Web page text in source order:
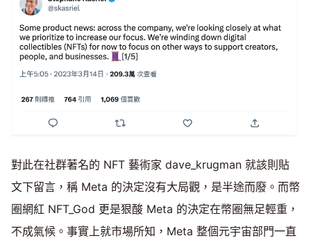
對此在社群著名的 NFT 藝術家 dave_krugman 就該則貼
文下留言，稱 Meta 的決定沒有大局觀，是半途而廢。而幣
圈網紅 NFT_God 更是狠酸 Meta 的決定在幣圈無足輕重，
不成氣候。事實上就市場所知，Meta 整個元宇宙部門一直